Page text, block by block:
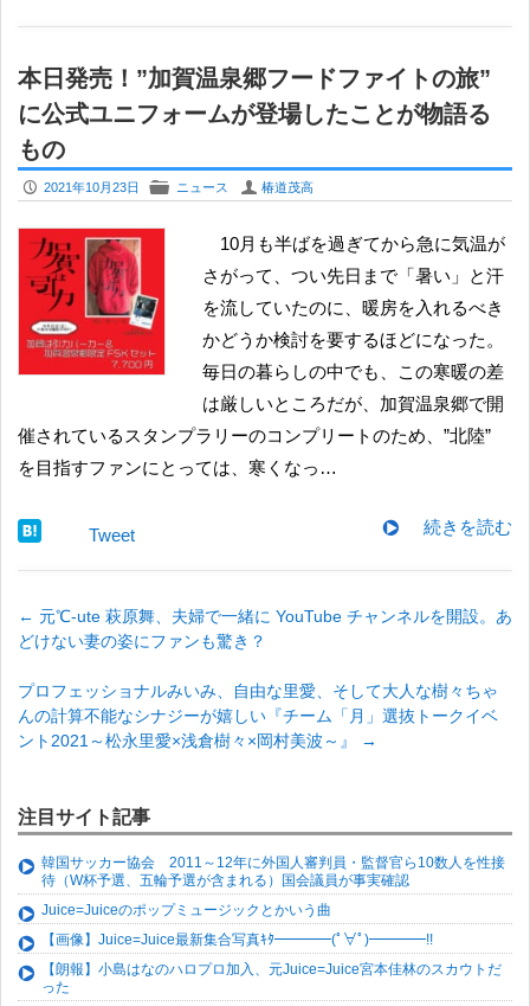
本日発売！”加賀温泉郷フードファイトの旅”
に公式ユニフォームが登場したことが物語る
もの
P 2021年10月23日 F ニュース U 椿道茂高
10月も半ばを過ぎてから急に気温が
さがって、つい先日まで「暑い」と汗
を流していたのに、暖房を入れるべき
かどうか検討を要するほどになった。
毎日の暮らしの中でも、この寒暖の差
は厳しいところだが、加賀温泉郷で開
催されているスタンプラリーのコンプリートのため、”北陸”
を目指すファンにとっては、寒くなっ…
続きを読む
Tweet
← 元℃-ute 萩原舞、夫婦で一緒に YouTube チャンネルを開設。あ
どけない妻の姿にファンも驚き？
プロフェッショナルみいみ、自由な里愛、そして大人な樹々ちゃ
んの計算不能なシナジーが嬉しい『チーム「月」選抜トークイベ
ント2021～松永里愛×浅倉樹々×岡村美波～』
→
注目サイト記事
韓国サッカー協会 2011～12年に外国人審判員・監督官ら10数人を性接
待（W杯予選、五輪予選が含まれる）国会議員が事実確認
Juice=Juiceのポップミュージックとかいう曲
【画像】Juice=Juice最新集合写真ｷﾀ━━━━(ﾟ∀ﾟ)━━━━!!
【朗報】小島はなのハロプロ加入、元Juice=Juice宮本佳林のスカウトだ
った